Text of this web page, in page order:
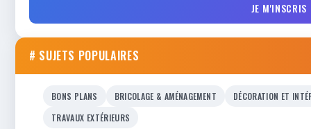
JE M'INSCRIS
# SUJETS POPULAIRES
BONS PLANS BRICOLAGE & AMÉNAGEMENT
DÉCORATION ET
TRAVAUX EXTÉRIEURS